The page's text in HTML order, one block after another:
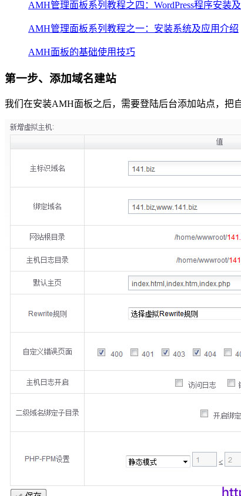
AMH管理面板系列教程之四：WordPress程序安装
AMH管理面板系列教程之一：安装系统及应用介绍
AMH面板的基础使用技巧
第一步、添加域名建站
我们在安装AMH面板之后，需要登陆后台添加站点，把